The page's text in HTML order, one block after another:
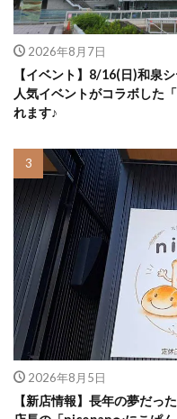
2026年8月7日
【イベント】8/16(日)和泉
人気イベントがコラボした
れます♪
2026年8月5日
【新店情報】長年の夢だっ